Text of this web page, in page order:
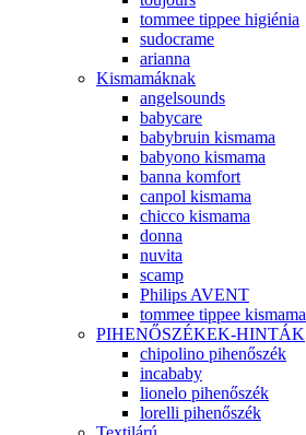
tommee tippee higiénia
sudocrame
arianna
Kismamáknak
angelsounds
babycare
babybruin kismama
babyono kismama
banna komfort
canpol kismama
chicco kismama
donna
nuvita
scamp
Philips AVENT
tommee tippee kismama
PIHENŐSZÉKEK-HINTÁK
chipolino pihenőszék
incababy
lionelo pihenőszék
lorelli pihenőszék